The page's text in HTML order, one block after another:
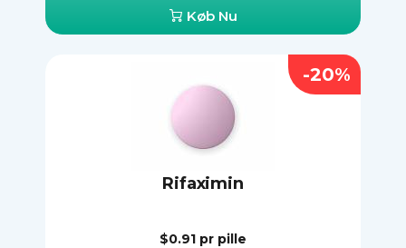
Køb Nu
Rifaximin
$0.91 pr pille
-20%